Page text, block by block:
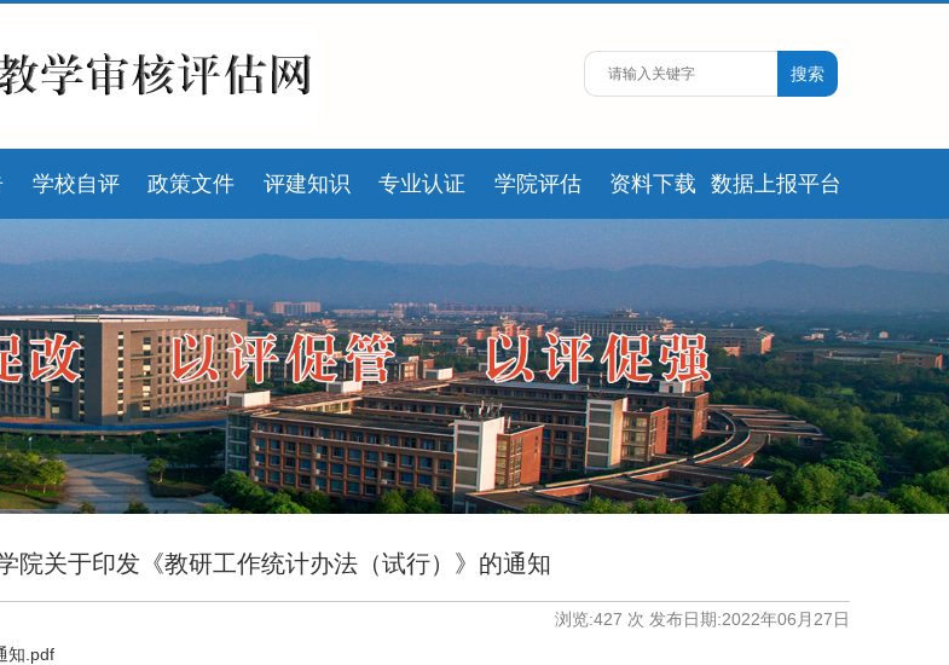
学校自评 政策文件 评建知识 专业认证 学院评估 资料下载 数据上报平台
院关于印发《教研工作统计办法（试行）》的通知
浏览:427 次 发布日期:2022年06月27日
知.pdf